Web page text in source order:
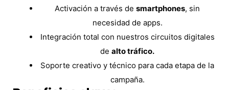
Activación a través de smartphones, sin
necesidad de apps.
Integración total con nuestros circuitos digitales
de alto tráfico.
Soporte creativo y técnico para cada etapa de la
campaña.